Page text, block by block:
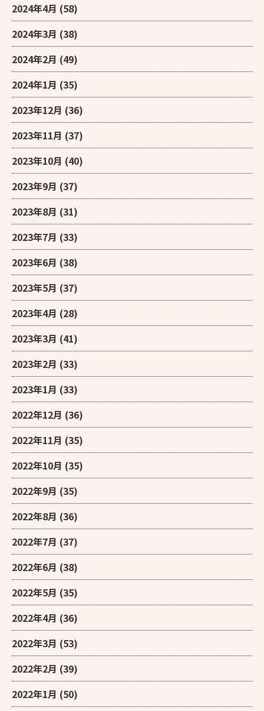
2024年4月 (58)
2024年3月 (38)
2024年2月 (49)
2024年1月 (35)
2023年12月 (36)
2023年11月 (37)
2023年10月 (40)
2023年9月 (37)
2023年8月 (31)
2023年7月 (33)
2023年6月 (38)
2023年5月 (37)
2023年4月 (28)
2023年3月 (41)
2023年2月 (33)
2023年1月 (33)
2022年12月 (36)
2022年11月 (35)
2022年10月 (35)
2022年9月 (35)
2022年8月 (36)
2022年7月 (37)
2022年6月 (38)
2022年5月 (35)
2022年4月 (36)
2022年3月 (53)
2022年2月 (39)
2022年1月 (50)